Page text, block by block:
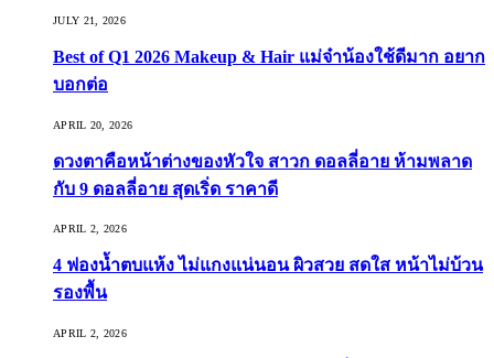
JULY 21, 2026
Best of Q1 2026 Makeup & Hair แม่จ๋าน้องใช้ดีมาก อยาก
บอกต่อ
APRIL 20, 2026
ดวงตาคือหน้าต่างของหัวใจ สาวก ดอลลี่อาย ห้ามพลาด
กับ 9 ดอลลี่อาย สุดเริ่ด ราคาดี
APRIL 2, 2026
4 ฟองน้ำตบแห้ง ไม่แกงแน่นอน ผิวสวย สดใส หน้าไม่บ้วน
รองพื้น
APRIL 2, 2026